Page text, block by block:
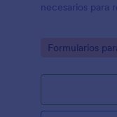
necesarios para
Go to
Formularios